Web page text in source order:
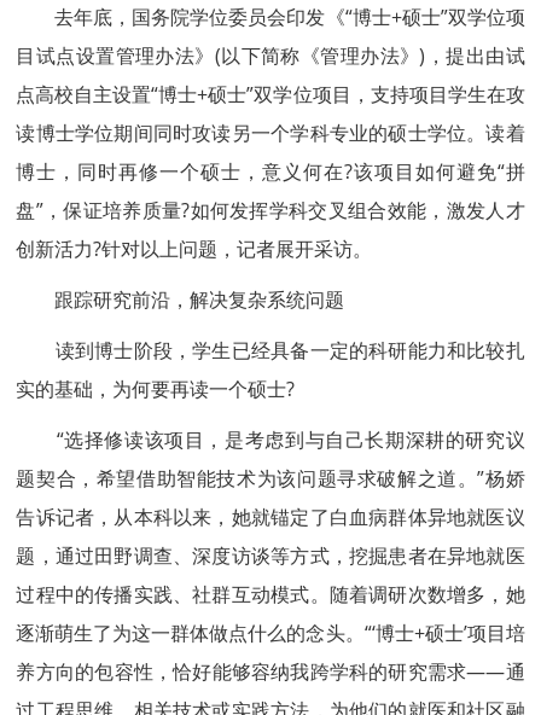
去年底，国务院学位委员会印发《“博士+硕士”双学位项
目试点设置管理办法》(以下简称《管理办法》)，提出由试
点高校自主设置“博士+硕士”双学位项目，支持项目学生在攻
读博士学位期间同时攻读另一个学科专业的硕士学位。读着
博士，同时再修一个硕士，意义何在?该项目如何避免“拼
盘”，保证培养质量?如何发挥学科交叉组合效能，激发人才
创新活力?针对以上问题，记者展开采访。
跟踪研究前沿，解决复杂系统问题
读到博士阶段，学生已经具备一定的科研能力和比较扎
实的基础，为何要再读一个硕士?
“选择修读该项目，是考虑到与自己长期深耕的研究议
题契合，希望借助智能技术为该问题寻求破解之道。”杨娇
告诉记者，从本科以来，她就锚定了白血病群体异地就医议
题，通过田野调查、深度访谈等方式，挖掘患者在异地就医
过程中的传播实践、社群互动模式。随着调研次数增多，她
逐渐萌生了为这一群体做点什么的念头。“‘博士+硕士’项目培
养方向的包容性，恰好能够容纳我跨学科的研究需求——通